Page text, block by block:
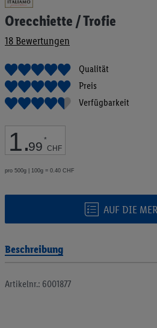
Orecchiette / Trofie
18Bewertungen
Qualität
Preis
Verfügbarkeit
1.99 *
CHF
pro 500g | 100g = 0.40 CHF
AUF DIE
Anfang
der
springen
Beschreibung
Artikelnr.: 6001877